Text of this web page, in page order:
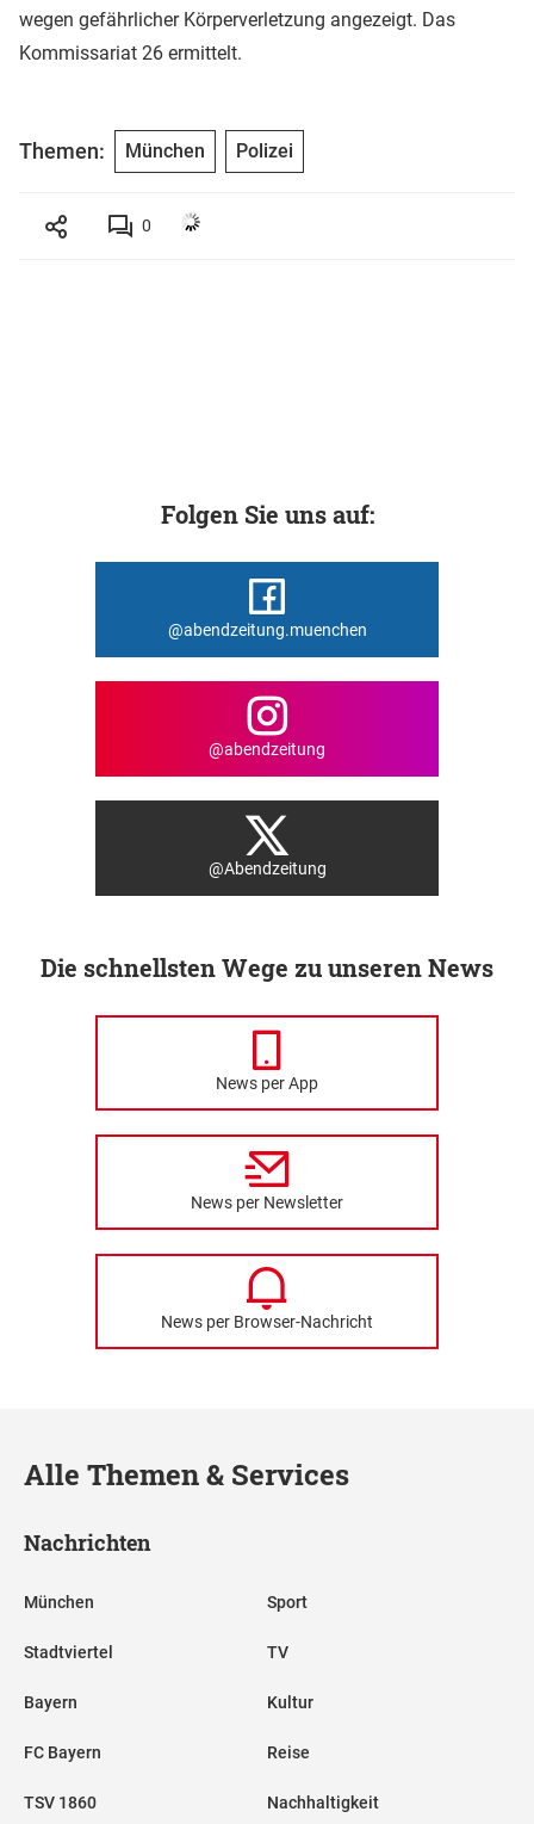
wegen gefährlicher Körperverletzung angezeigt. Das
Kommissariat 26 ermittelt.
Themen: München Polizei
0
Folgen Sie uns auf:
@abendzeitung.muenchen
@abendzeitung
@Abendzeitung
Die schnellsten Wege zu unseren News
News per App
News per Newsletter
News per Browser-Nachricht
Alle Themen & Services
Nachrichten
München
Stadtviertel
Bayern
FC Bayern
TSV 1860
Sport
TV
Kultur
Reise
Nachhaltigkeit